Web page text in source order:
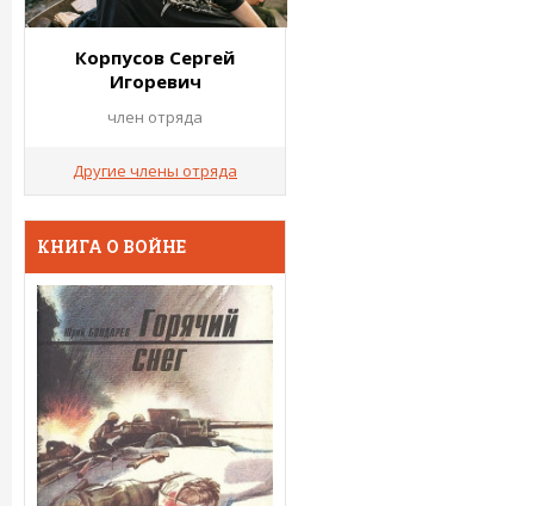
Корпусов Сергей
Игоревич
член отряда
Другие члены отряда
КНИГА О ВОЙНЕ